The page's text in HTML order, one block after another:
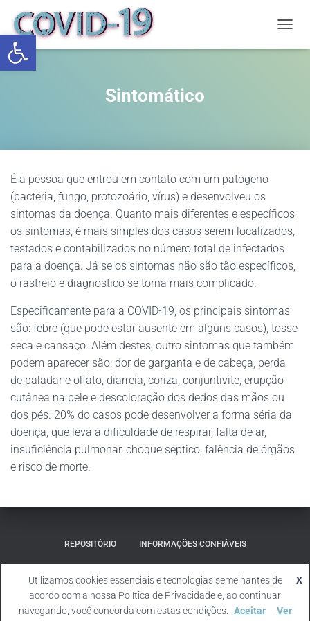
Abrir a barra de ferramentas
Sintomático
É a pessoa que entrou em contato com um patógeno
(bactéria, fungo, protozoário, vírus) e desenvolveu os
sintomas da doença. Quanto mais diferentes e específicos
os sintomas, é mais simples dos casos serem localizados,
testados e contabilizados no número total de infectados
para a doença. Já se os sintomas não são tão específicos,
o rastreio e diagnóstico se torna mais complicado.
Especificamente para a COVID-19, os principais sintomas
são: febre (que pode estar ausente em alguns casos), tosse
seca e cansaço. Além destes, outro sintomas que também
podem aparecer são: dor de garganta e de cabeça, perda
de paladar e olfato, diarreia, coriza, conjuntivite, erupção
cutânea na pele e descoloração dos dedos das mãos ou
dos pés. 20% do casos pode desenvolver a forma séria da
doença, que leva à dificuldade de respirar, falta de ar,
insuficiência pulmonar, choque séptico, falência de órgãos
e risco de morte.
REPOSITÓRIO INFORMAÇÕES CONFIÁVEIS
MATERIAL SUPLEMENTAR
Hestia | Desenvolvido porThemeIsle
Utilizamos cookies essenciais e tecnologias semelhantes de
acordo com a nossa Política de Privacidade e, ao continuar
navegando, você concorda com estas condições.
X
Aceitar
Ver